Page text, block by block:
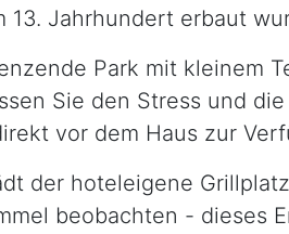
13. Jahrhundert erbaut
Park mit kleinem
Sie den Stress und
vor dem Haus zur
der hoteleigene
beobachten - dieses